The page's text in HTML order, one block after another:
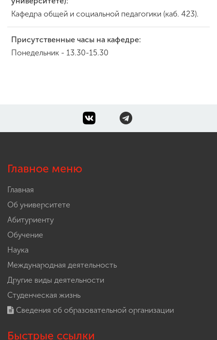
Кафедра общей и социальной педагогики (каб. 423).
Присутственные часы на кафедре:
Понедельник - 13.30-15.30
Главное меню
Главная
Об университете
Абитуриенту
Обучение
Наука
Международная деятельность
Другие виды деятельности
Студенческая жизнь
Сведения об образовательной организации
Быстрые ссылки